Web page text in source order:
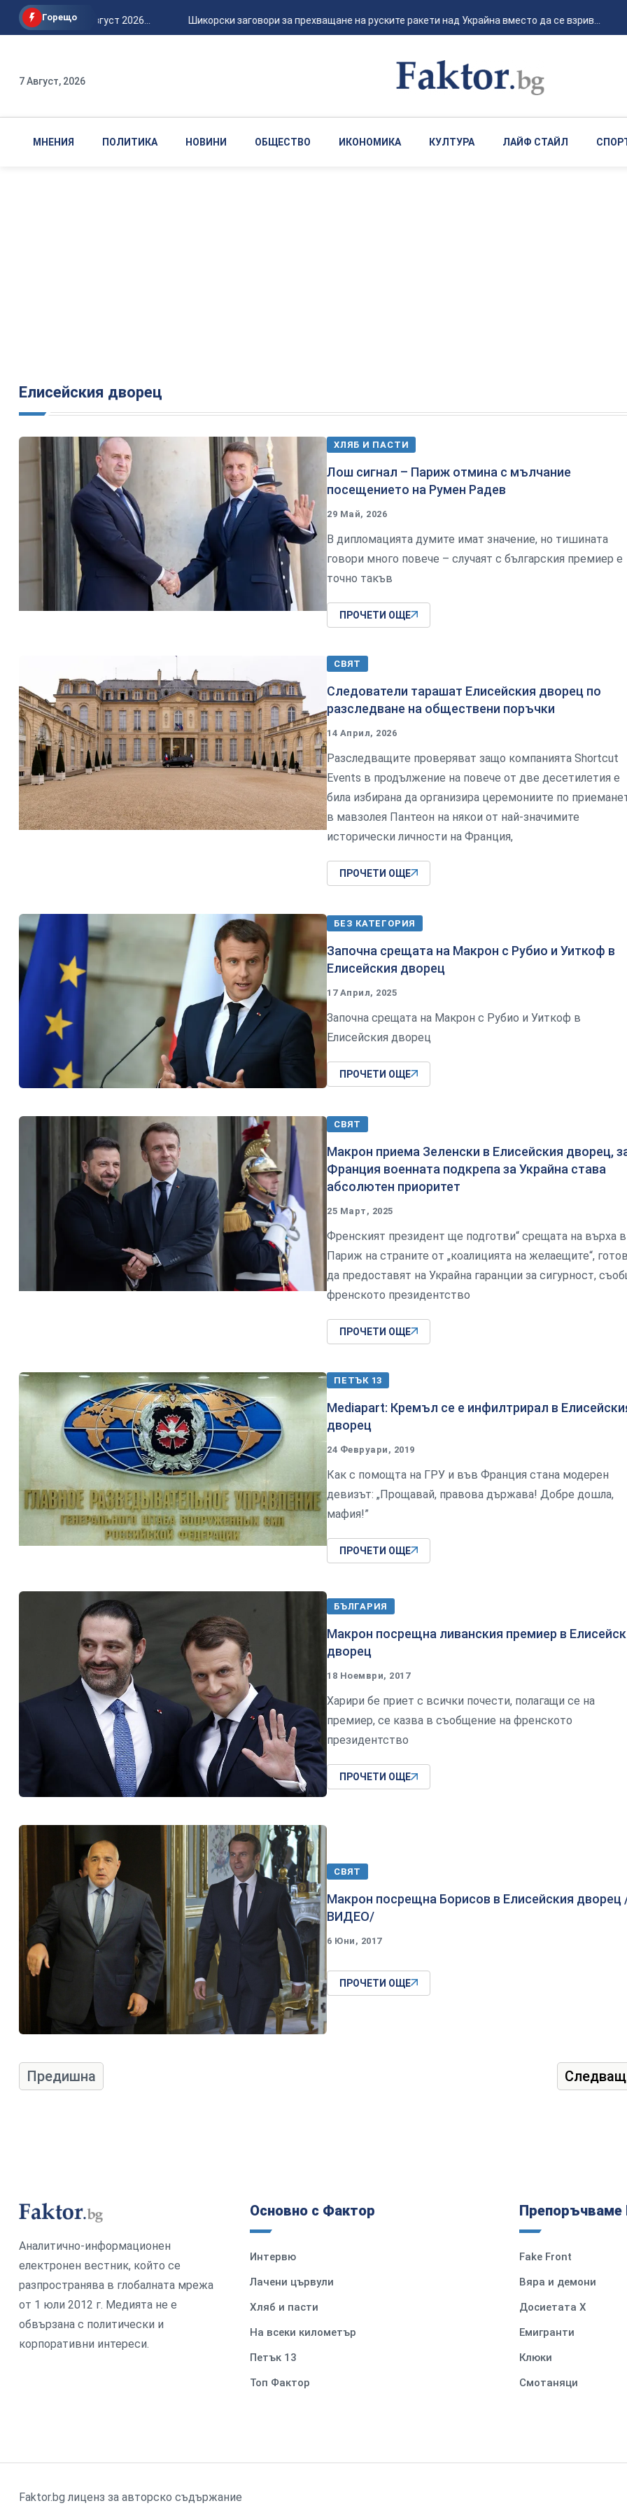
Горещо
Петък, 7 август 2026... Шикорски заговори за прехващане на руските ракети над Украйна вместо да се взрив...
7 Август, 2026
МНЕНИЯ ПОЛИТИКА НОВИНИ ОБЩЕСТВО ИКОНОМИКА КУЛТУРА ЛАЙФ СТАЙЛ
Елисейския дворец
ХЛЯБ И ПАСТИ
Лош сигнал – Париж отмина с мълчание
посещението на Румен Радев
29 Май, 2026
В дипломацията думите имат значение, но тишината
говори много повече – случаят с българския премиер е
точно такъв
ПРОЧЕТИ ОЩЕ
СВЯТ
Следователи тарашат Елисейския дворец по
разследване на обществени поръчки
14 Април, 2026
Разследващите проверяват защо компанията Shortcut
Events в продължение на повече от две десетилетия е
била избирана да организира церемониите по
в мавзолея Пантеон на някои от най-значимите
исторически личности на Франция,
ПРОЧЕТИ ОЩЕ
БЕЗ КАТЕГОРИЯ
Започна срещата на Макрон с Рубио и Уиткоф в
Елисейския дворец
17 Април, 2025
Започна срещата на Макрон с Рубио и Уиткоф в
Елисейския дворец
ПРОЧЕТИ ОЩЕ
СВЯТ
Макрон приема Зеленски в Елисейския дворец,
Франция военната подкрепа за Украйна става
абсолютен приоритет
25 Март, 2025
Френският президент ще подготви“ срещата на върха в
Париж на страните от „коалицията на желаещите“,
да предоставят на Украйна гаранции за сигурност,
френското президентство
ПРОЧЕТИ ОЩЕ
ПЕТЪК 13
Mediapart: Кремъл се е инфилтрирал в
дворец
24 Февруари, 2019
Как с помощта на ГРУ и във Франция стана модерен
девизът: „Прощавай, правова държава! Добре дошла,
мафия!”
ПРОЧЕТИ ОЩЕ
БЪЛГАРИЯ
Макрон посрещна ливанския премиер в
дворец
18 Ноември, 2017
Харири бе приет с всички почести, полагащи се на
премиер, се казва в съобщение на френското
президентство
ПРОЧЕТИ ОЩЕ
СВЯТ
Макрон посрещна Борисов в Елисейския дворец
ВИДЕО/
6 Юни, 2017
ПРОЧЕТИ ОЩЕ
Предишна
Аналитично-информационен
електронен вестник, който се
разпространява в глобалната мрежа
от 1 юли 2012 г. Медията не е
обвързана с политически и
корпоративни интереси.
Основно с Фактор
Интервю
Лачени цървули
Хляб и пасти
На всеки километър
Петък 13
Топ Фактор
Препоръчваме
Fake Front
Вяра и демони
Досиетата Х
Емигранти
Клюки
Смотаняци
Faktor.bg лиценз за авторско съдържание